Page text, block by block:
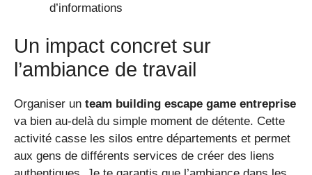
d’informations
Un impact concret sur
l’ambiance de travail
Organiser un team building escape game entreprise
va bien au-delà du simple moment de détente. Cette
activité casse les silos entre départements et permet
aux gens de différents services de créer des liens